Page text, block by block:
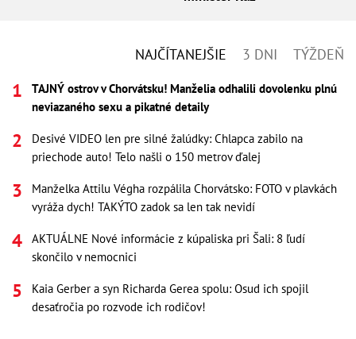
NAJČÍTANEJŠIE 3 DNI TÝŽDEŇ
TAJNÝ ostrov v Chorvátsku! Manželia odhalili dovolenku plnú
neviazaného sexu a pikatné detaily
Desivé VIDEO len pre silné žalúdky: Chlapca zabilo na
priechode auto! Telo našli o 150 metrov ďalej
Manželka Attilu Végha rozpálila Chorvátsko: FOTO v plavkách
vyráža dych! TAKÝTO zadok sa len tak nevidí
AKTUÁLNE Nové informácie z kúpaliska pri Šali: 8 ľudí
skončilo v nemocnici
Kaia Gerber a syn Richarda Gerea spolu: Osud ich spojil
desaťročia po rozvode ich rodičov!